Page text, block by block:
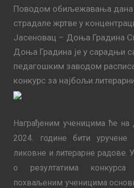
Поводом обиљежавања дана
страдале жртве у
Јасеновац – Доња Градина
Доња Градина је у сарадњи
педагошким заводом
конкурс за најбољи
Награђеним ученицима ће на
2024. године бити уручене
ликовне и литерарне радове. У
о резултатима
похваљеним ученицима